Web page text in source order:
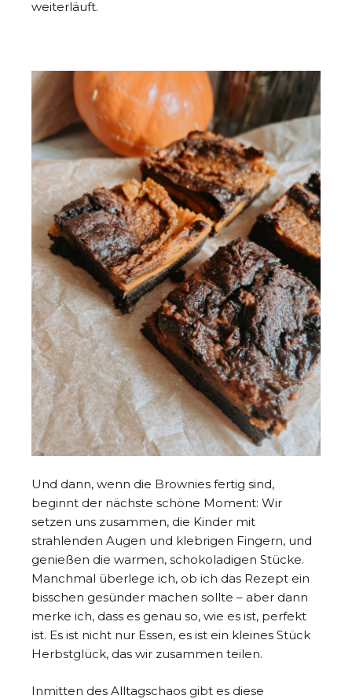
weiterläuft.
Und dann, wenn die Brownies fertig sind,
beginnt der nächste schöne Moment: Wir
setzen uns zusammen, die Kinder mit
strahlenden Augen und klebrigen Fingern, und
genießen die warmen, schokoladigen Stücke.
Manchmal überlege ich, ob ich das Rezept ein
bisschen gesünder machen sollte – aber dann
merke ich, dass es genau so, wie es ist, perfekt
ist. Es ist nicht nur Essen, es ist ein kleines Stück
Herbstglück, das wir zusammen teilen.
Inmitten des Alltagschaos gibt es diese